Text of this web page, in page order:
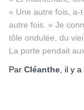
« Une autre fois, a-
autre fois. » Je
tôle ondulée, du
La porte pendait
Par Cléanthe , il y a